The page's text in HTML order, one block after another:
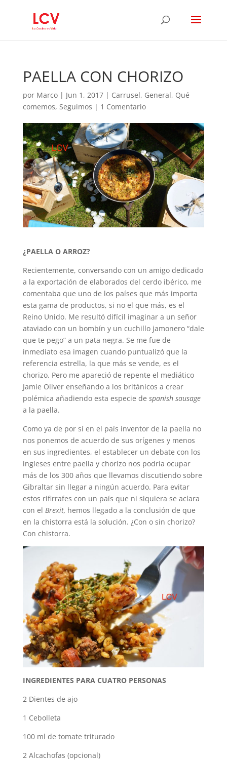
PAELLA CON CHORIZO
por Marco| Jun 1, 2017| Carrusel, General, Qué
comemos, Seguimos | 1 Comentario
¿PAELLA O ARROZ?
Recientemente, conversando con un amigo dedicado
a la exportación de elaborados del cerdo ibérico, me
comentaba que uno de los países que más importa
esta gama de productos, si no el que más, es el
Reino Unido. Me resultó difícil imaginar a un señor
ataviado con un bombín y un cuchillo jamonero “dale
que te pego” a un pata negra. Se me fue de
inmediato esa imagen cuando puntualizó que la
referencia estrella, la que más se vende, es el
chorizo. Pero me apareció de repente el mediático
Jamie Oliver enseñando a los británicos a crear
polémica añadiendo esta especie de spanish sausage
a la paella.
Como ya de por sí en el país inventor de la paella no
nos ponemos de acuerdo de sus orígenes y menos
en sus ingredientes, el establecer un debate con los
ingleses entre paella y chorizo nos podría ocupar
más de los 300 años que llevamos discutiendo sobre
Gibraltar sin llegar a ningún acuerdo. Para evitar
estos rifirrafes con un país que ni siquiera se aclara
con el Brexit, hemos llegado a la conclusión de que
en la chistorra está la solución. ¿Con o sin chorizo?
Con chistorra.
INGREDIENTES PARA CUATRO PERSONAS
2 Dientes de ajo
1 Cebolleta
100 ml de tomate triturado
2 Alcachofas (opcional)